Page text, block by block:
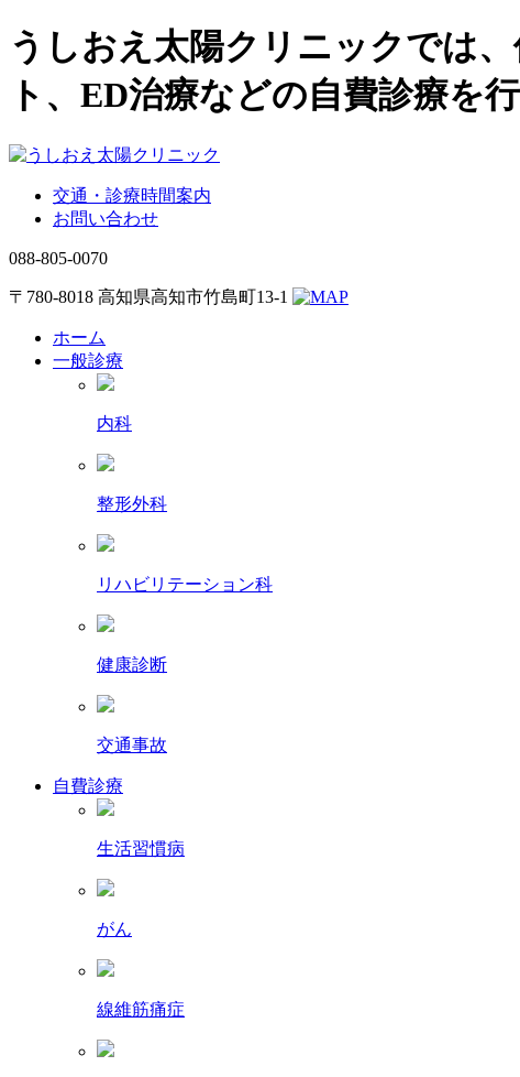
うしおえ太陽クリニックでは
ト、ED治療などの自費診療を
交通・診療時間案内
お問い合わせ
088-805-0070
〒780-8018 高知県高知市竹島町13-1
ホーム
一般診療
内科
整形外科
リハビリテーション科
健康診断
交通事故
自費診療
生活習慣病
がん
線維筋痛症